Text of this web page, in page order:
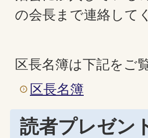
の会長まで連絡して
区長名簿は下記をご
区長名簿
読者プレゼン